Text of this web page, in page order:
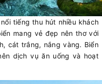
tiếng thu hút nhiều khách
mang vẻ đẹp nên thơ với
cát trắng, nắng vàng. Biển
dịch vụ ăn uống và hoạt